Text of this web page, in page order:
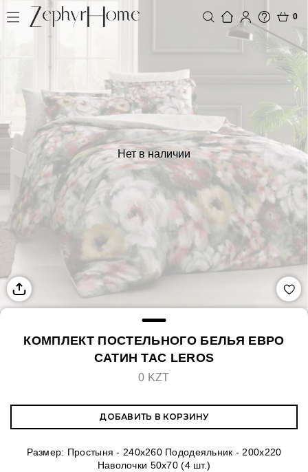
0
Нет в наличии
КОМПЛЕКТ ПОСТЕЛЬНОГО БЕЛЬЯ ЕВРО
САТИН TAC LEROS
0 KZT
ДОБАВИТЬ В КОРЗИНУ
Размер: Простыня - 240х260 Пододеяльник - 200х220
Наволочки 50х70 (4 шт.)